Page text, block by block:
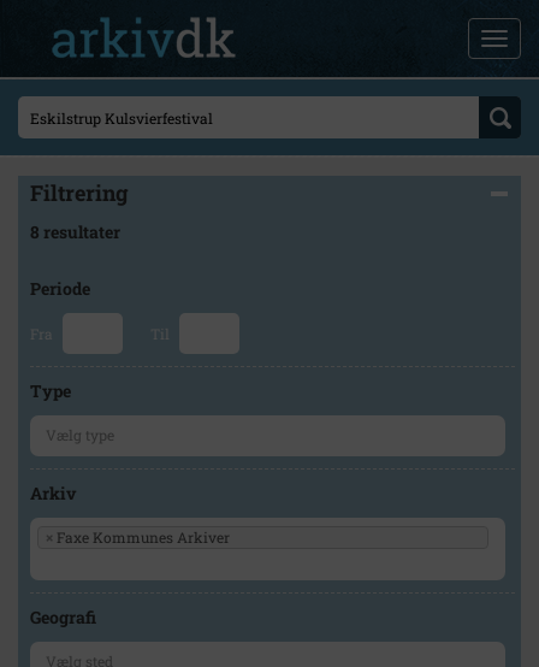
Filtrering
8 resultater
Periode
Fra Til
Type
Arkiv
× Faxe Kommunes Arkiver
Geografi